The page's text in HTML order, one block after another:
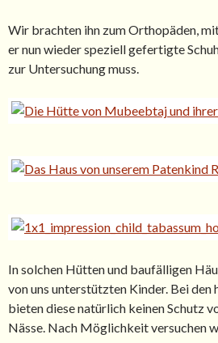
Wir brachten ihn zum Orthopäden,
er nun wieder speziell gefertigte
zur Untersuchung muss.
In solchen Hütten und baufälligen
von uns unterstützten Kinder. Bei
bieten diese natürlich keinen Schutz
Nässe. Nach Möglichkeit versuchen